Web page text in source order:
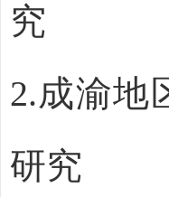
究
2.成渝地
研究